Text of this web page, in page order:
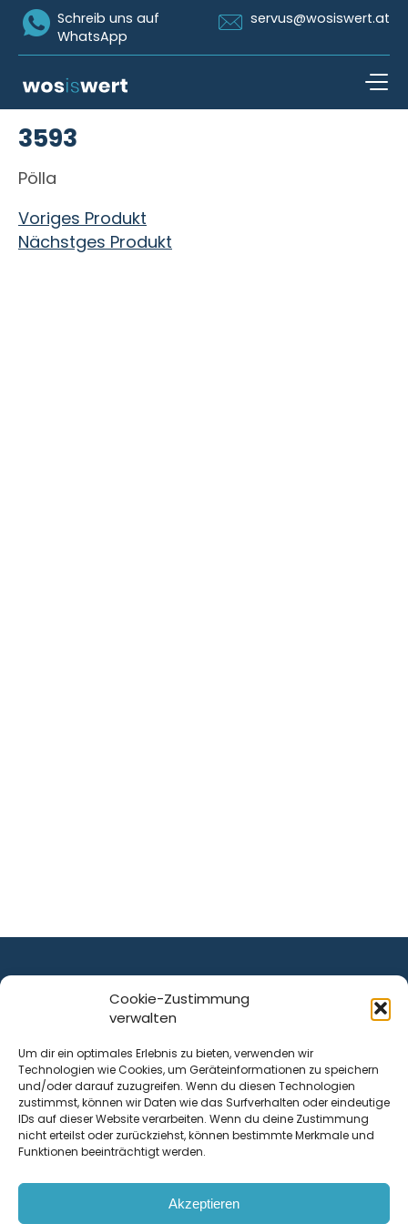
Cookie-Zustimmung
verwalten
Um dir ein optimales Erlebnis zu bieten, verwenden wir
Technologien wie Cookies, um Geräteinformationen zu speichern
und/oder darauf zuzugreifen. Wenn du diesen Technologien
zustimmst, können wir Daten wie das Surfverhalten oder eindeutige
IDs auf dieser Website verarbeiten. Wenn du deine Zustimmung
nicht erteilst oder zurückziehst, können bestimmte Merkmale und
Funktionen beeinträchtigt werden.
Akzeptieren
Icon Whatsapp
Schreib uns auf
WhatsApp
Icon Email
servus@wosiswert.at
3593
Pölla
Beitragsnavigation
Voriges Produkt
Nächstges Produkt
ist ein Service von
Krenn Real GmbH
Tischlerstraße 12
4050Traun| Österreich
Kontakt